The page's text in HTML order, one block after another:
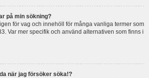
på min sökning?
för vag och innehöll för många vanliga termer som
Var mer specifik och använd alternativen som finns i
när jag försöker söka!?